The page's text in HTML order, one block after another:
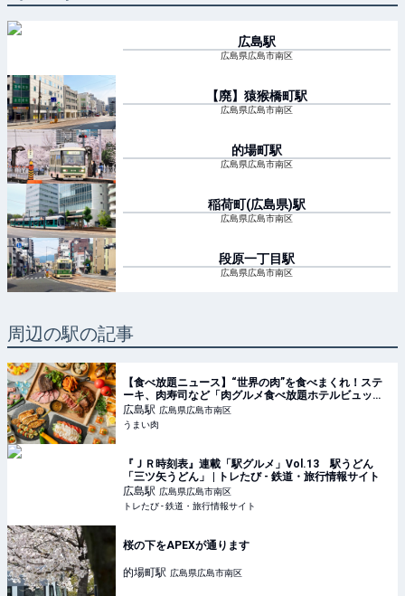
広島駅
広島県広島市南区
【廃】猿猴橋町駅
広島県広島市南区
的場町駅
広島県広島市南区
稲荷町(広島県)駅
広島県広島市南区
段原一丁目駅
広島県広島市南区
周辺の駅の記事
【食べ放題ニュース】“世界の肉”を食べまくれ！ステ
ーキ、肉寿司など「肉グルメ食べ放題ホテルビュッフ
ェ」開催中 - うまい肉
広島駅 広島県広島市南区
うまい肉
『ＪＲ時刻表』連載「駅グルメ」Vol.13 駅うどん
「三ツ矢うどん」 | トレたび - 鉄道・旅行情報サイト
広島駅 広島県広島市南区
トレたび - 鉄道・旅行情報サイト
桜の下をAPEXが通ります
的場町駅 広島県広島市南区